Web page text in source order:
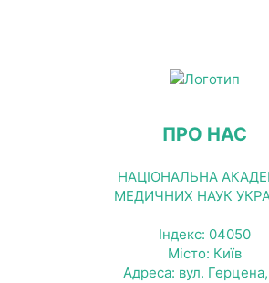
ПРО НАС
НАЦІОНАЛЬНА
МЕДИЧНИХ НАУК
Індекс: 04050
Місто: Київ
Адреса: вул.